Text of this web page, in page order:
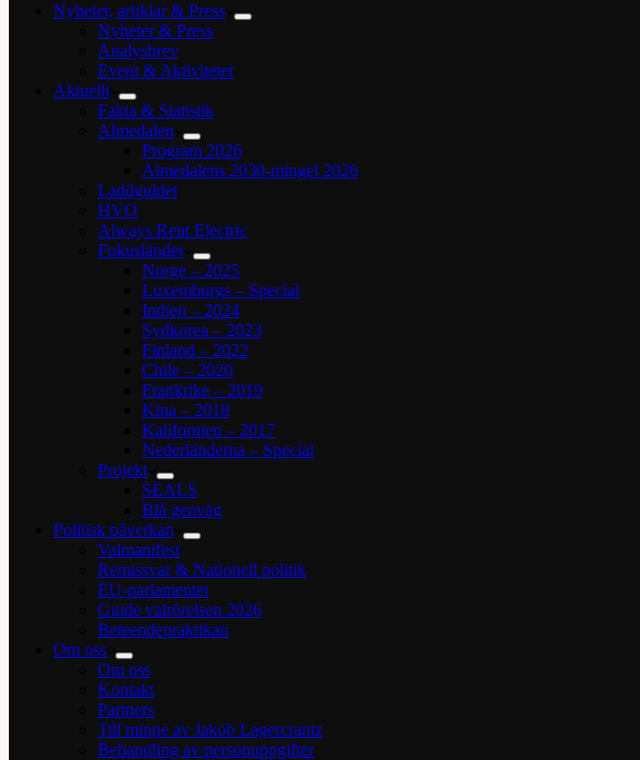
Nyheter, artiklar & Press
Nyheter & Press
Analysbrev
Event & Aktiviteter
Aktuellt
Fakta & Statistik
Almedalen
Program 2026
Almedalens 2030-mingel 2026
Laddguldet
HVO
Always Rent Electric
Fokusländer
Norge – 2025
Luxemburgs – Special
Indien – 2024
Sydkorea – 2023
Finland – 2022
Chile – 2020
Frankrike – 2019
Kina – 2018
Kalifornien – 2017
Nederländerna – Special
Projekt
SEALS
Blå genväg
Politisk påverkan
Valmanifest
Remissvar & Nationell politik
EU-parlamentet
Guide valrörelsen 2026
Beteendepraktikan
Om oss
Om oss
Kontakt
Partners
Till minne av Jakob Lagercrantz
Behandling av personuppgifter